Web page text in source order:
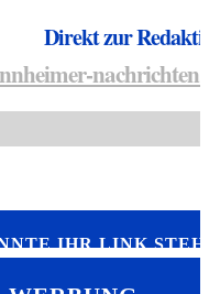
Direkt zur
IHR LINK